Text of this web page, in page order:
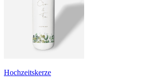
Hochzeitskerze